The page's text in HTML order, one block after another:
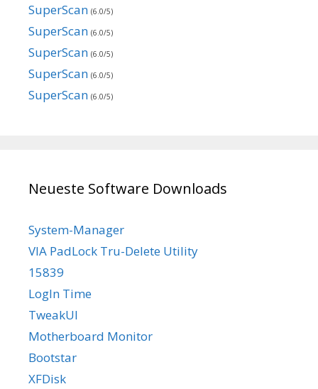
SuperScan (6.0/5)
SuperScan (6.0/5)
SuperScan (6.0/5)
SuperScan (6.0/5)
SuperScan (6.0/5)
Neueste Software Downloads
System-Manager
VIA PadLock Tru-Delete Utility
15839
LogIn Time
TweakUI
Motherboard Monitor
Bootstar
XFDisk